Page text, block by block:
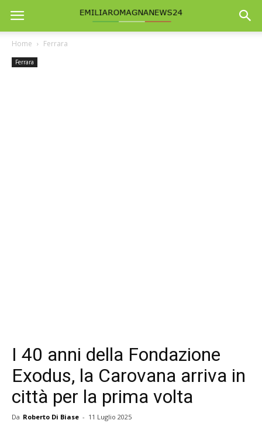
Home Ferrara
Ferrara
I 40 anni della Fondazione
Exodus, la Carovana arriva in
città per la prima volta
Da Roberto Di Biase - 11 Luglio 2025